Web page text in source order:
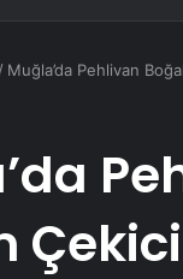
/ Muğla’da Pehlivan